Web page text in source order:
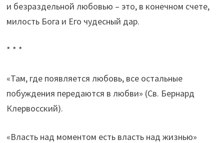
и безраздельной любовью – это, в конечном счете,
милость Бога и Его чудесный дар.
* * *
«Там, где появляется любовь, все остальные
побуждения передаются в любви» (Св. Бернард
Клервосский).
«Власть над моментом есть власть над жизнью»